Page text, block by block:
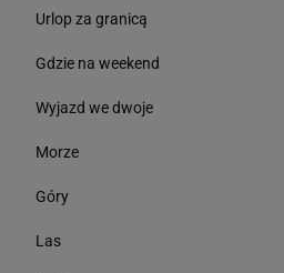
Urlop za granicą
Gdzie na weekend
Wyjazd we dwoje
Morze
Góry
Las